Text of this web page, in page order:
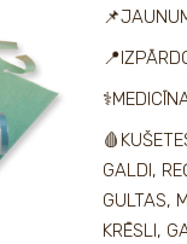
GALDI,
GULTAS,
KRĒSLI,